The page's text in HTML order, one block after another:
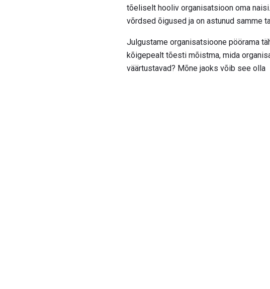
tõeliselt hooliv organisatsioon oma
võrdsed õigused ja on astunud samme
Julgustame organisatsioone pöörama
kõigepealt tõesti mõistma, mida
väärtustavad? Mõne jaoks võib see olla